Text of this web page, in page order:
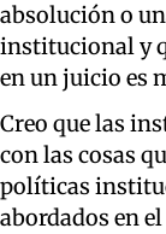
absolución o
institucional y
en un juicio es
Creo que las
con las cosas
políticas
abordados en